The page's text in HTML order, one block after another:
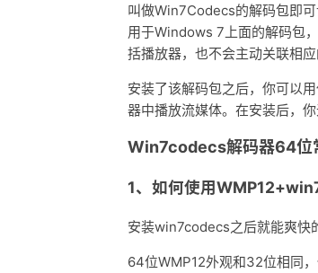
叫做Win7Codecs的解码包即
用于Windows 7上面的解码包
括播放器，也不会主动关联相应
安装了该解码包之后，你可以
器中播放流媒体。在安装后，
Win7codecs解码器64位
1、如何使用
安装win7codecs之后就能爽快
64位WMP12外观和32位相同